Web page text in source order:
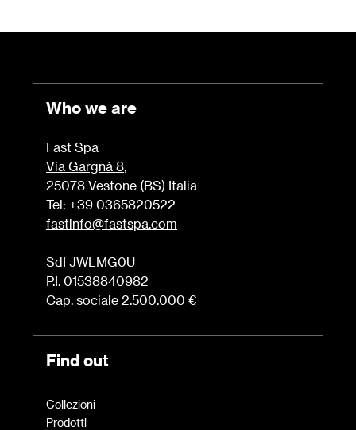
Who we are
Fast Spa
Via Gargnà 8,
25078 Vestone (BS) Italia
Tel: +39 0365820522
fastinfo@fastspa.com
SdI JWLMG0U
P.I. 01538840982
Cap. sociale 2.500.000 €
Find out
Collezioni
Prodotti